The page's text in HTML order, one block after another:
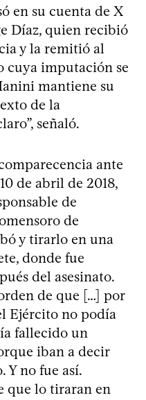
en su cuenta de X
Díaz, quien recibió
y la remitió al
cuya imputación se
mantiene su
de la
señaló.
ante
de abril de 2018,
de
de
y tirarlo en una
donde fue
del asesinato.
de que […] por
Ejército no podía
fallecido un
iban a decir
Y no fue así.
que lo tiraran en